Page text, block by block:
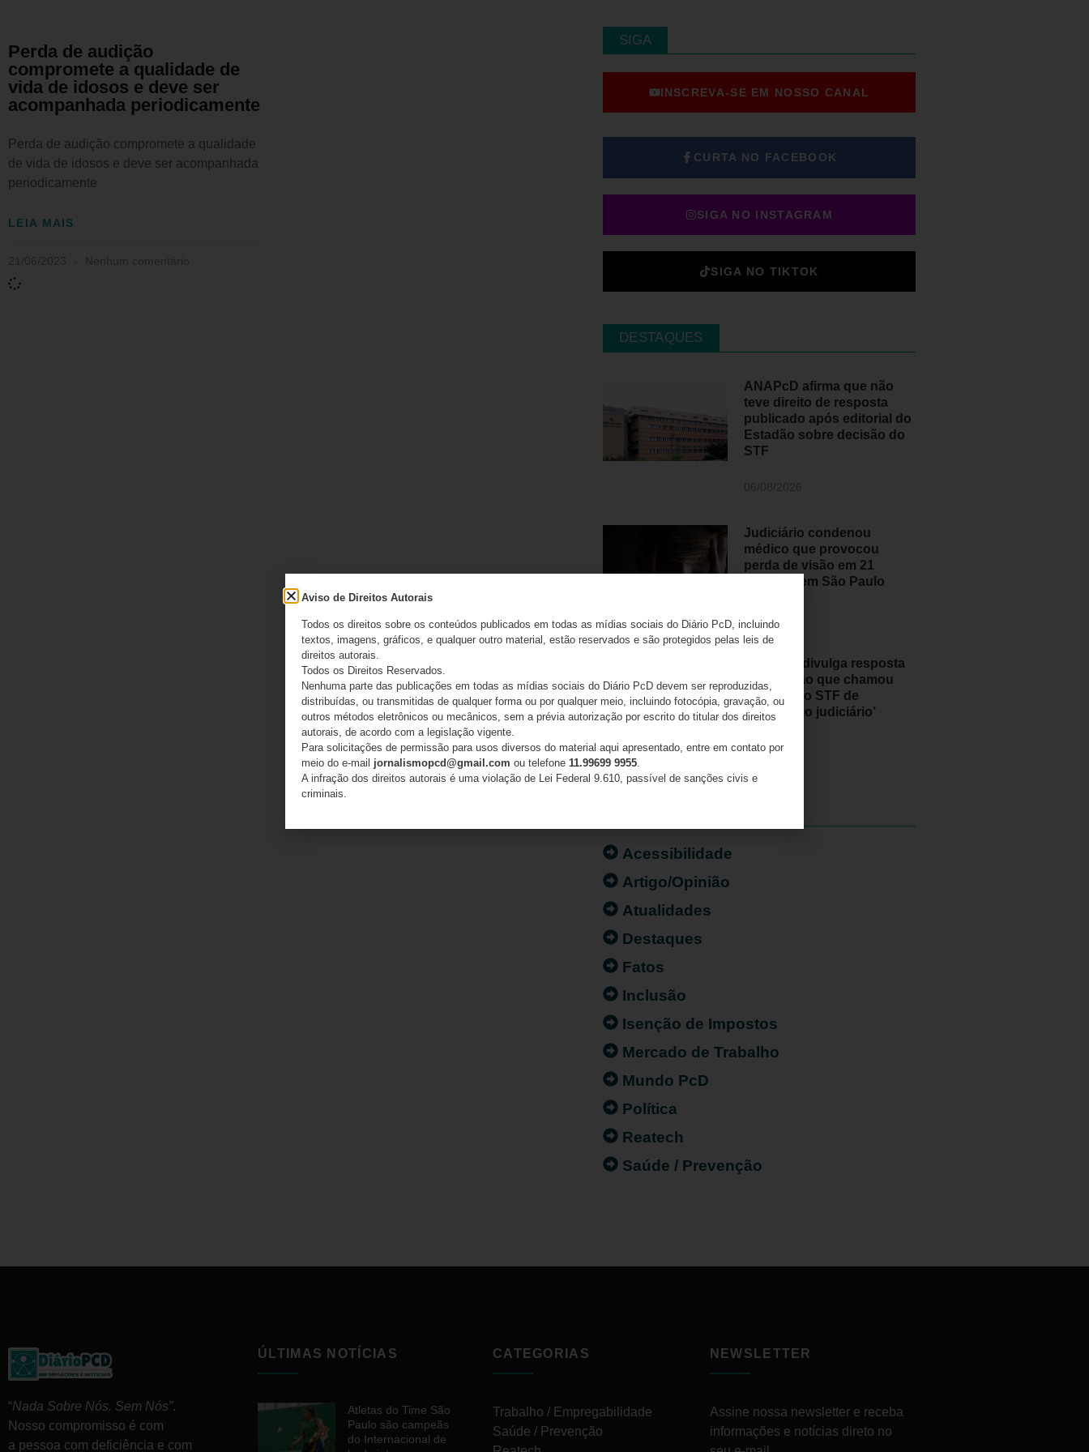
Perda de audição
compromete a qualidade de
vida de idosos e deve ser
acompanhada periodicamente
Perda de audição compromete a qualidade
de vida de idosos e deve ser acompanhada
periodicamente
LEIA MAIS
SIGA
INSCREVA-SE EM NOSSO CANAL
CURTA NO FACEBOOK
SIGA NO INSTAGRAM
SIGA NO TIKTOK
DESTAQUES
ANAPcD afirma que não
teve direito de resposta
publicado após editorial do
Estadão sobre decisão do
STF
Judiciário condenou
médico que provocou
perda de visão em 21
pessoas em São Paulo
05/08/2026
ANAPcD divulga resposta
ao Estadão que chamou
decisão do STF de
‘populismo judiciário’
05/08/2026
Acessibilidade
Artigo/Opinião
Atualidades
Destaques
Fatos
Inclusão
Isenção de Impostos
Mercado de Trabalho
Mundo PcD
Política
Reatech
Saúde / Prevenção
“Nada Sobre Nós. Sem Nós”.
Nosso compromisso é com
a pessoa com deficiência e com
ÚLTIMAS NOTÍCIAS
Atletas do Time São
Paulo são campeãs
do Internacional de
CATEGORIAS
Trabalho / Empregabilidade
Saúde / Prevenção
NEWSLETTER
Assine nossa newsletter e receba
informações e notícias direto no
Aviso de Direitos Autorais
Todos os direitos sobre os conteúdos publicados em todas as mídias sociais do Diário PcD, incluindo
textos, imagens, gráficos, e qualquer outro material, estão reservados e são protegidos pelas leis de
direitos autorais.
Todos os Direitos Reservados.
Nenhuma parte das publicações em todas as mídias sociais do Diário PcD devem ser reproduzidas,
distribuídas, ou transmitidas de qualquer forma ou por qualquer meio, incluindo fotocópia, gravação, ou
outros métodos eletrônicos ou mecânicos, sem a prévia autorização por escrito do titular dos direitos
autorais, de acordo com a legislação vigente.
Para solicitações de permissão para usos diversos do material aqui apresentado, entre em contato por
meio do e-mail jornalismopcd@gmail.com ou telefone 11.99699 9955.
A infração dos direitos autorais é uma violação de Lei Federal 9.610, passível de sanções civis e
criminais.